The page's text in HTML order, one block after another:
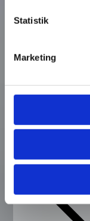
Statistik
Marketing
Fjern